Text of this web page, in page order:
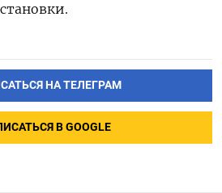
НА ТЕЛЕГРАМ
В GOOGLE